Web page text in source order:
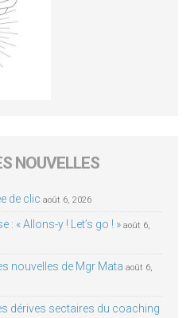
NOUVELLES
de clic août 6, 2026
: « Allons-y ! Let’s go ! » août 6,
nouvelles de Mgr Mata août 6,
dérives sectaires du coaching